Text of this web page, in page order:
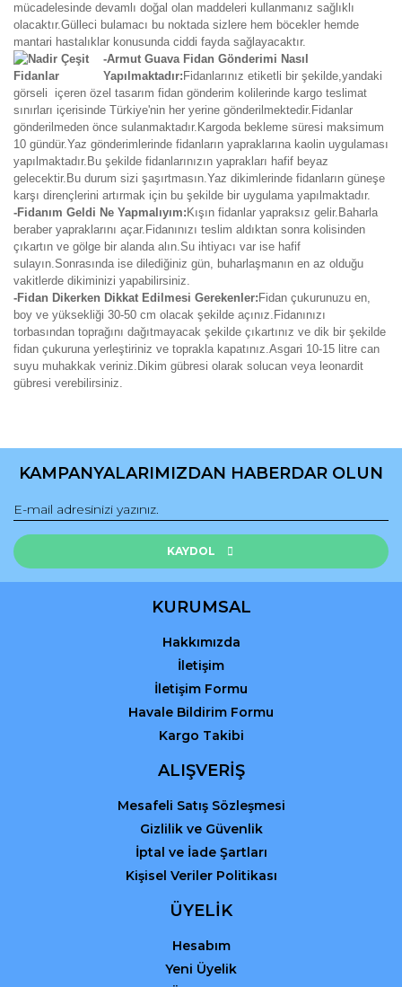
mücadelesinde devamlı doğal olan maddeleri kullanmanız sağlıklı
olacaktır.Gülleci bulamacı bu noktada sizlere hem böcekler hemde
mantari hastalıklar konusunda ciddi fayda sağlayacaktır.
-Armut Guava Fidan Gönderimi Nasıl
Yapılmaktadır: Fidanlarınız etiketli bir şekilde,yandaki
görseli içeren özel tasarım fidan gönderim kolilerinde kargo teslimat
sınırları içerisinde Türkiye'nin her yerine gönderilmektedir.Fidanlar
gönderilmeden önce sulanmaktadır.Kargoda bekleme süresi maksimum
10 gündür.Yaz gönderimlerinde fidanların yapraklarına kaolin uygulaması
yapılmaktadır.Bu şekilde fidanlarınızın yaprakları hafif beyaz
gelecektir.Bu durum sizi şaşırtmasın.Yaz dikimlerinde fidanların güneşe
karşı dirençlerini artırmak için bu şekilde bir uygulama yapılmaktadır.
-Fidanım Geldi Ne Yapmalıyım: Kışın fidanlar yapraksız gelir.Baharla
beraber yapraklarını açar.Fidanınızı teslim aldıktan sonra kolisinden
çıkartın ve gölge bir alanda alın.Su ihtiyacı var ise hafif
sulayın.Sonrasında ise dilediğiniz gün, buharlaşmanın en az olduğu
vakitlerde dikiminizi yapabilirsiniz.
-Fidan Dikerken Dikkat Edilmesi Gerekenler: Fidan çukurunuzu en,
boy ve yüksekliği 30-50 cm olacak şekilde açınız.Fidanınızı
torbasından toprağını dağıtmayacak şekilde çıkartınız ve dik bir şekilde
fidan çukuruna yerleştiriniz ve toprakla kapatınız.Asgari 10-15 litre can
suyu muhakkak veriniz.Dikim gübresi olarak solucan veya leonardit
gübresi verebilirsiniz.
konularda yetersiz gördüğünüz noktaları öneri formunu
Görüş ve önerileriniz için teşekkür ederiz.
Ürün resmi kalitesiz, bozuk veya görüntülenemiyor.
Ürün açıklamasında eksik bilgiler bulunuyor.
Ürün fiyatı diğer sitelerden daha pahalı.
Gönder
KAMPANYALARIMIZDAN HABERDAR OLUN
KAYDOL
KURUMSAL
Hakkımızda
İletişim
İletişim Formu
Havale Bildirim Formu
Kargo Takibi
ALIŞVERİŞ
Mesafeli Satış Sözleşmesi
Gizlilik ve Güvenlik
İptal ve İade Şartları
Kişisel Veriler Politikası
ÜYELİK
Hesabım
Yeni Üyelik